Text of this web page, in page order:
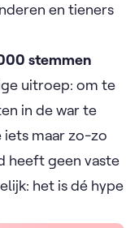
en tieners
stemmen
uitroep: om te
in de war te
iets maar zo-zo
heeft geen vaste
het is dé hype